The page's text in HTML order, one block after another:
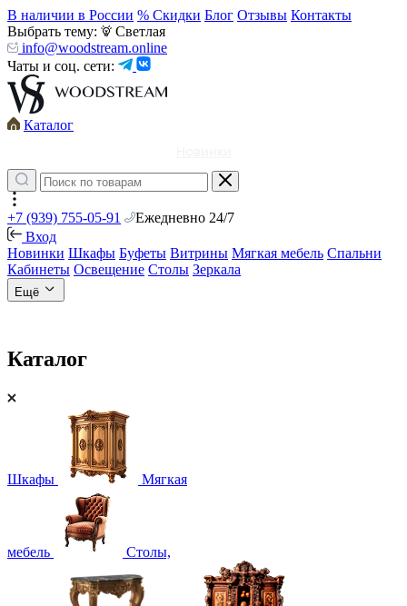
В наличии в России % Скидки Блог Отзывы Контакты
Выбрать тему:
Светлая
info@woodstream.online
Чаты и соц. сети:
Каталог
+7 (939) 755-05-91
Ежедневно 24/7
Вход
Новинки Шкафы Буфеты Витрины Мягкая мебель Спальни
Кабинеты Освещение Столы Зеркала
Ещё
Каталог
Шкафы Мягкая
мебель Столы,